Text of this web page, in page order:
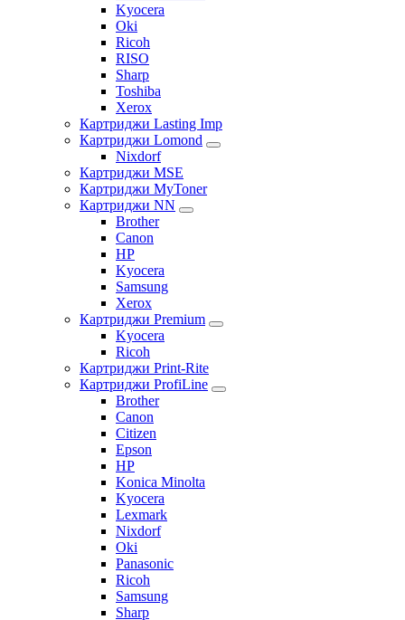
Kyocera
Oki
Ricoh
RISO
Sharp
Toshiba
Xerox
Картриджи Lasting Imp
Картриджи Lomond
Nixdorf
Картриджи MSE
Картриджи MyToner
Картриджи NN
Brother
Canon
HP
Kyocera
Samsung
Xerox
Картриджи Premium
Kyocera
Ricoh
Картриджи Print-Rite
Картриджи ProfiLine
Brother
Canon
Citizen
Epson
HP
Konica Minolta
Kyocera
Lexmark
Nixdorf
Oki
Panasonic
Ricoh
Samsung
Sharp